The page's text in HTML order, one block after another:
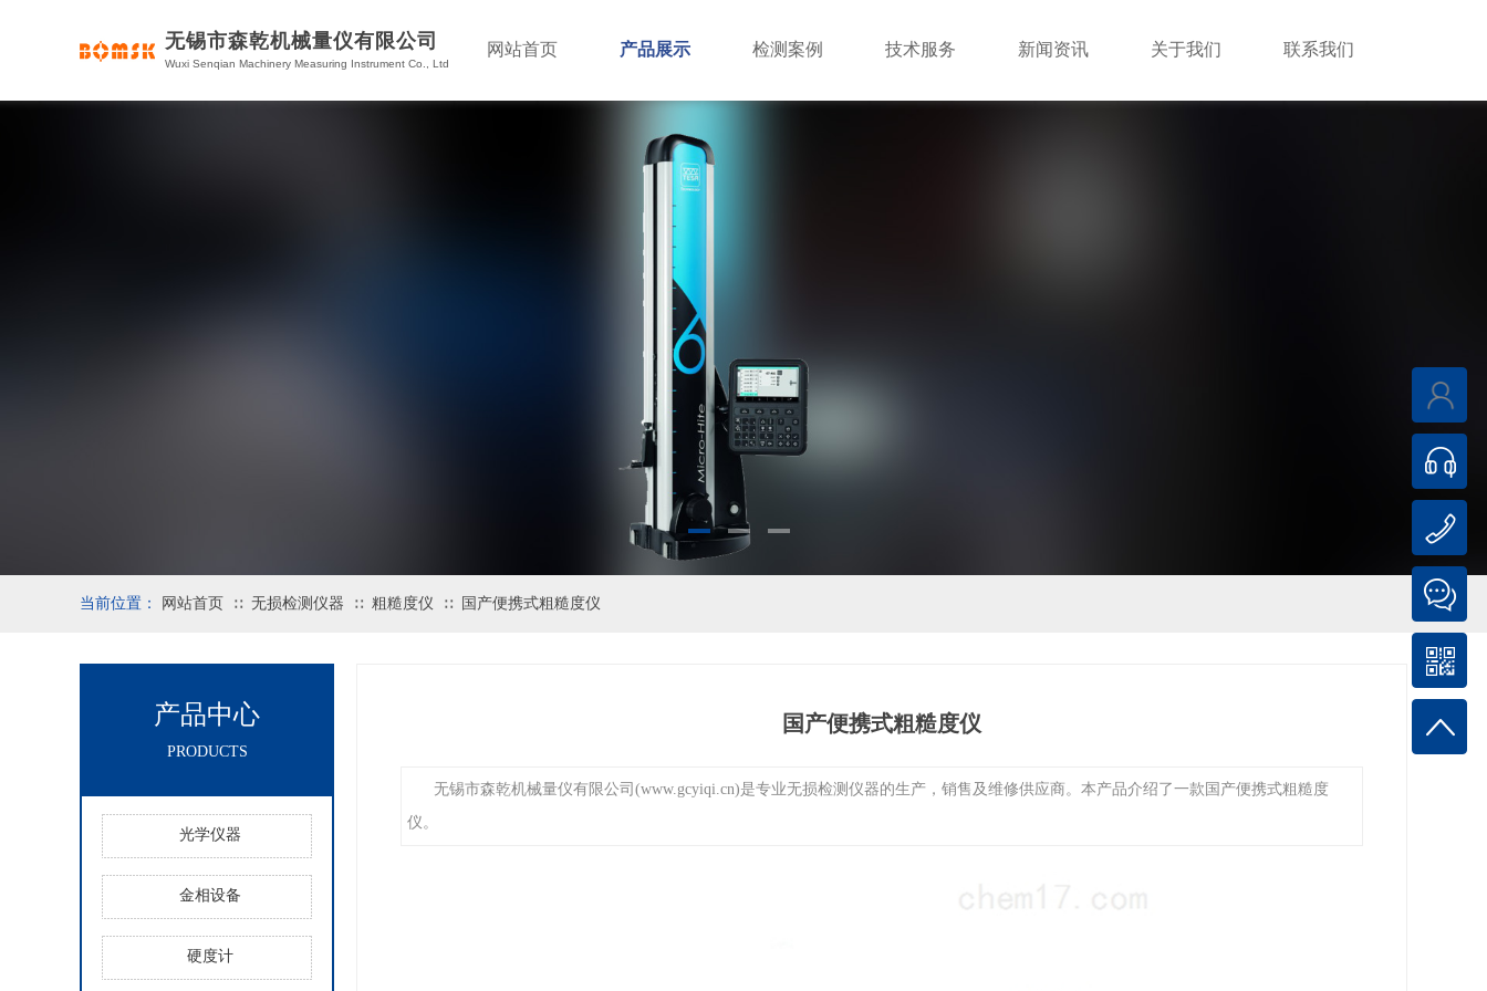
网站首页 ∷ 无损检测仪器 ∷ 粗糙度仪 ∷ 国产便携式粗糙度仪
当前位置：
PRODUCTS
产品中心
光学仪器
金相设备
硬度计
国产便携式粗糙度仪
无锡市森乾机械量仪有限公司(www.gcyiqi.cn)是专业无损检测仪器的生产，销售及维修供应商。本产品介绍了一款国产便携式粗糙度
仪。
网站首页 产品展示 检测案例 技术服务 新闻资讯 关于我们 联系我们
无锡市森乾机械量仪有限公司
Wuxi Senqian Machinery Measuring Instrument Co., Ltd